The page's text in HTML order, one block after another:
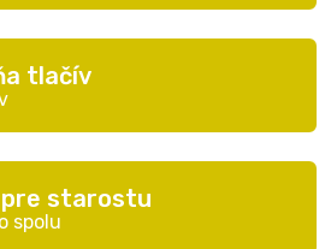
tlačív
starostu
spolu